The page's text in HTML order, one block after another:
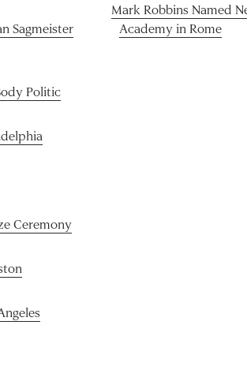
Sagmeister
Politic
Ceremony
Mark Robbins Named
Academy in Rome